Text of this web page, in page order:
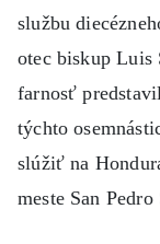
službu
otec biskup Luis
farnosť
týchto
slúžiť na
meste San